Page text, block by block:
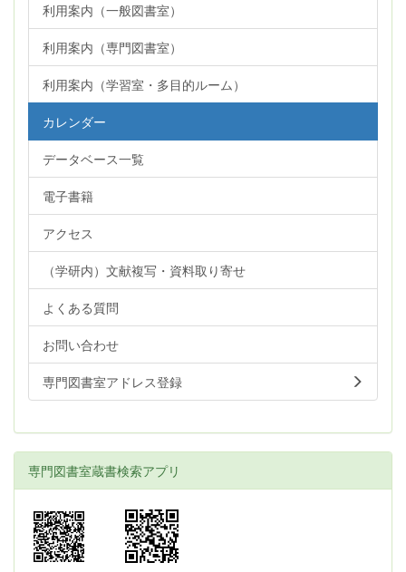
利用案内（一般図書室）
利用案内（専門図書室）
利用案内（学習室・多目的ルーム）
カレンダー
データベース一覧
電子書籍
アクセス
（学研内）文献複写・資料取り寄せ
よくある質問
お問い合わせ
専門図書室アドレス登録
専門図書室蔵書検索アプリ